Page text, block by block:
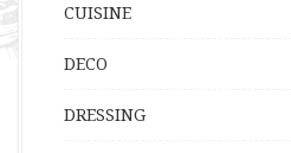
CUISINE
DECO
DRESSING